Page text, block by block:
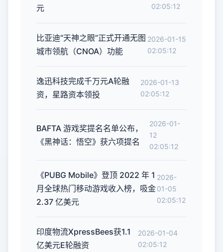
元
02:05:12
比亚迪“天神之眼”正式开通无图
城市领航（CNOA）功能
2026-01-15
02:05:12
逸迅科技完成千万元A轮融
资，星路资本领投
2026-01-13
02:05:12
BAFTA 游戏奖提名名单公布，
《黑神话：悟空》获六项提名
2026-01-
12
02:05:12
《PUBG Mobile》登顶 2022 年 1
月全球热门移动游戏收入榜，吸金
2.37 亿美元
2026-
01-05
02:05:12
印度物流XpressBees获1.1
亿美元E轮融资
2026-01-04
02:05:12